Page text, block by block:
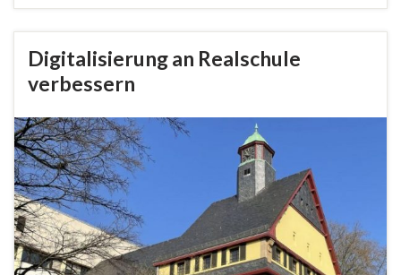
Digitalisierung an Realschule
verbessern